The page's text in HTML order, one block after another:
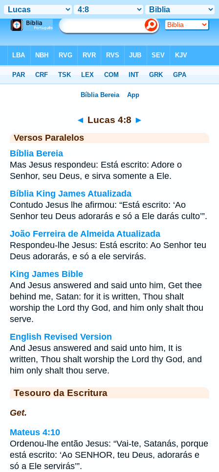
◄ Lucas 4:8 ►
Versos Paralelos
Bíblia Bereia
Mas Jesus respondeu: Está escrito: Adore o
Senhor, seu Deus, e sirva somente a Ele.
Bíblia King James Atualizada
Contudo Jesus lhe afirmou: “Está escrito: ‘Ao
Senhor teu Deus adorarás e só a Ele darás culto’”.
João Ferreira de Almeida Atualizada
Respondeu-lhe Jesus: Está escrito: Ao Senhor teu
Deus adorarás, e só a ele servirás.
King James Bible
And Jesus answered and said unto him, Get thee
behind me, Satan: for it is written, Thou shalt
worship the Lord thy God, and him only shalt thou
serve.
English Revised Version
And Jesus answered and said unto him, It is
written, Thou shalt worship the Lord thy God, and
him only shalt thou serve.
Tesouro da Escritura
Get.
Mateus 4:10
Ordenou-lhe então Jesus: “Vai-te, Satanás, porque
está escrito: ‘Ao SENHOR, teu Deus, adorarás e
só a Ele servirás’”.